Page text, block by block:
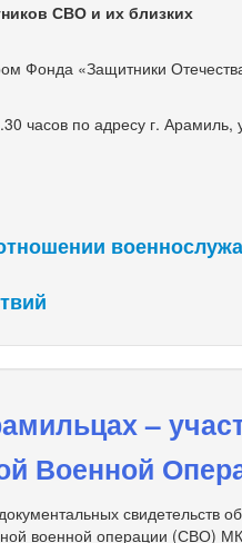
СВО и их близких
Фонда «Защитники
часов по адресу г. Арамиль,
–
Военной
свидетельств
военной операции (СВО)